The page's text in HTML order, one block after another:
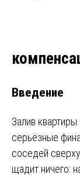
Введение
Залив
серьёзные
соседей
щадит ничего: